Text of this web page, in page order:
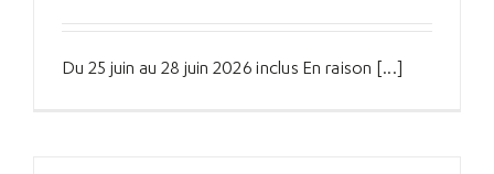
Du 25 juin au 28 juin 2026 inclus En raison [...]